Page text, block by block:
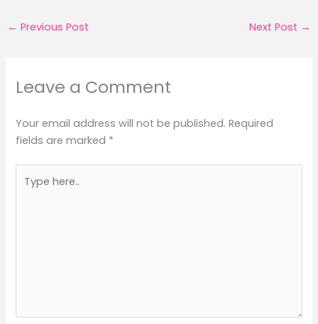
← Previous Post Next Post →
Leave a Comment
Your email address will not be published. Required
fields are marked *
here..